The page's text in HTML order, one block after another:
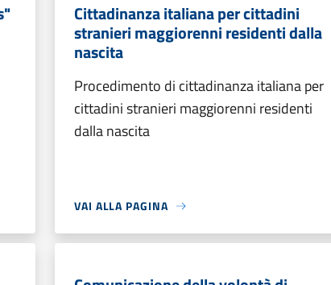
Cittadinanza italiana per cittadini
stranieri maggiorenni residenti dalla
nascita
Procedimento di cittadinanza italiana per
cittadini stranieri maggiorenni residenti
dalla nascita
VAI ALLA PAGINA